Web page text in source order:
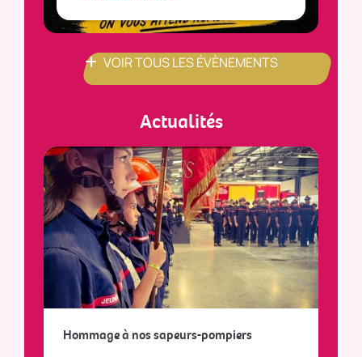
VOIR TOUS LES ÉVÈNEMENTS
Actualités
Hommage à nos sapeurs-pompiers